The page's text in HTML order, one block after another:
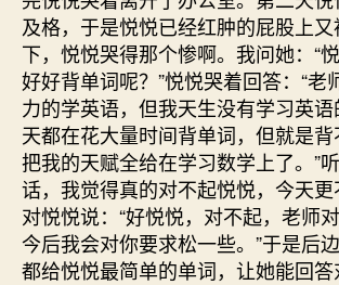
及格，于是悦悦已经红肿的屁股上
下，悦悦哭得那个惨啊。我问她：“
好好背单词呢？”悦悦哭着回答：“老
力的学英语，但我天生没有学习英
天都在花大量时间背单词，但就是
把我的天赋全给在学习数学上了。”
话，我觉得真的对不起悦悦，今天
对悦悦说：“好悦悦，对不起，老师
今后我会对你要求松一些。”于是后
都给悦悦最简单的单词，让她能回答